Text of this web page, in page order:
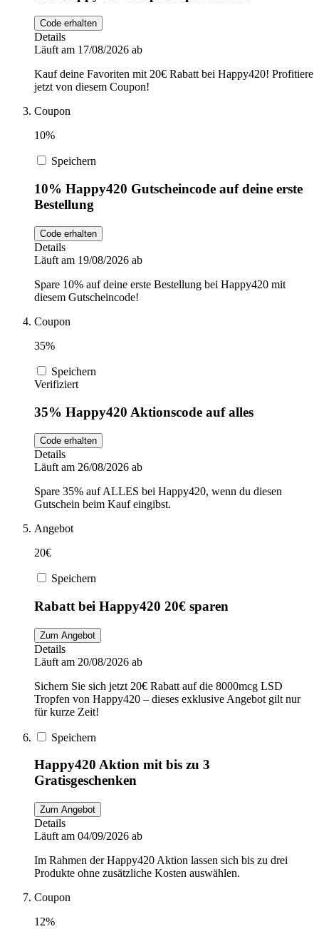
Code erhalten
Details
Läuft am 17/08/2026 ab
Kauf deine Favoriten mit 20€ Rabatt bei Happy420! Profitiere
jetzt von diesem Coupon!
Coupon
10%
Speichern
10% Happy420 Gutscheincode auf deine erste
Bestellung
Code erhalten
Details
Läuft am 19/08/2026 ab
Spare 10% auf deine erste Bestellung bei Happy420 mit
diesem Gutscheincode!
Coupon
35%
Speichern
Verifiziert
35% Happy420 Aktionscode auf alles
Code erhalten
Details
Läuft am 26/08/2026 ab
Spare 35% auf ALLES bei Happy420, wenn du diesen
Gutschein beim Kauf eingibst.
Angebot
20€
Speichern
Rabatt bei Happy420 20€ sparen
Zum Angebot
Details
Läuft am 20/08/2026 ab
Sichern Sie sich jetzt 20€ Rabatt auf die 8000mcg LSD
Tropfen von Happy420 – dieses exklusive Angebot gilt nur
für kurze Zeit!
Speichern
Happy420 Aktion mit bis zu 3
Gratisgeschenken
Zum Angebot
Details
Läuft am 04/09/2026 ab
Im Rahmen der Happy420 Aktion lassen sich bis zu drei
Produkte ohne zusätzliche Kosten auswählen.
Coupon
12%